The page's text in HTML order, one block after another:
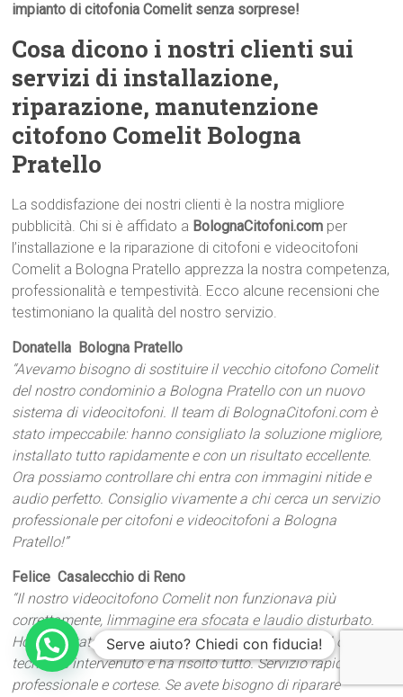
impianto di citofonia Comelit senza sorprese!
Cosa dicono i nostri clienti sui
servizi di installazione,
riparazione, manutenzione
citofono Comelit Bologna
Pratello
La soddisfazione dei nostri clienti è la nostra migliore
pubblicità. Chi si è affidato a BolognaCitofoni.com per
l’installazione e la riparazione di citofoni e videocitofoni
Comelit a Bologna Pratello apprezza la nostra competenza,
professionalità e tempestività. Ecco alcune recensioni che
testimoniano la qualità del nostro servizio.
Donatella  Bologna Pratello
“Avevamo bisogno di sostituire il vecchio citofono Comelit
del nostro condominio a Bologna Pratello con un nuovo
sistema di videocitofoni. Il team di BolognaCitofoni.com è
stato impeccabile: hanno consigliato la soluzione migliore,
installato tutto rapidamente e con un risultato eccellente.
Ora possiamo controllare chi entra con immagini nitide e
audio perfetto. Consiglio vivamente a chi cerca un servizio
professionale per citofoni e videocitofoni a Bologna
Pratello!”
Felice  Casalecchio di Reno
“Il nostro videocitofono Comelit non funzionava più
correttamente, limmagine era sfocata e laudio disturbato.
Ho contattato BolognaCitofoni.com e nel giro di 24 ore un
tecnico è intervenuto e ha risolto tutto. Servizio rapido,
professionale e cortese. Se avete bisogno di riparare
Serve aiuto? Chiedi con fiducia!